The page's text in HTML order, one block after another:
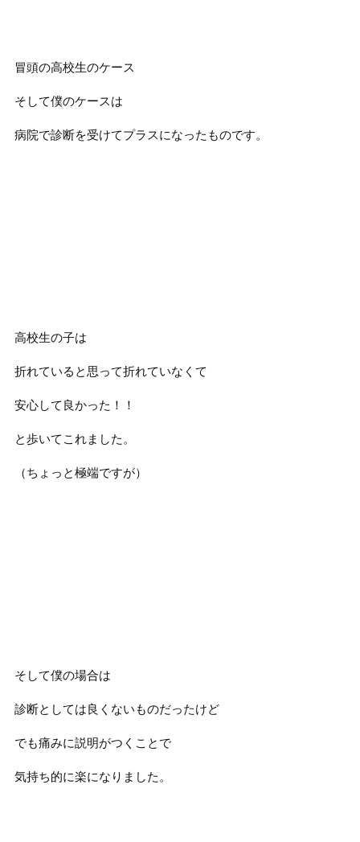
冒頭の高校生のケース
そして僕のケースは
病院で診断を受けてプラスになったものです。
高校生の子は
折れていると思って折れていなくて
安心して良かった！！
と歩いてこれました。
（ちょっと極端ですが）
そして僕の場合は
診断としては良くないものだったけど
でも痛みに説明がつくことで
気持ち的に楽になりました。